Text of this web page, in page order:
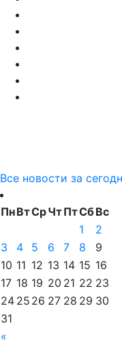
Все новости за
ПнВтСрЧтПтСбВс
«
1
2
3
4 5 6 7 8
9
10 11 12 13 14 15 16
17 18 19 20 21 22 23
24 25 26 27 28 29 30
31